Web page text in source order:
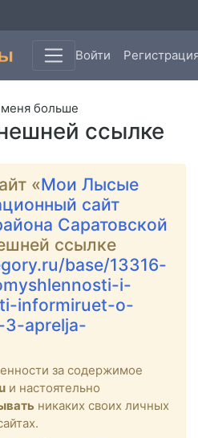
Войти
ссылке
больше
«Мои Лысые
сайт
Саратовской
ссылке
base/13316-
i-
informiruet-o-
3-aprelja-
за содержимое
и настоятельно
никаких своих личных